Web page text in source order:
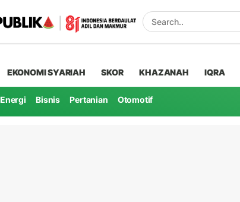
EKONOMI SYARIAH SKOR KHAZANAH IQRA
Energi Bisnis Pertanian Otomotif